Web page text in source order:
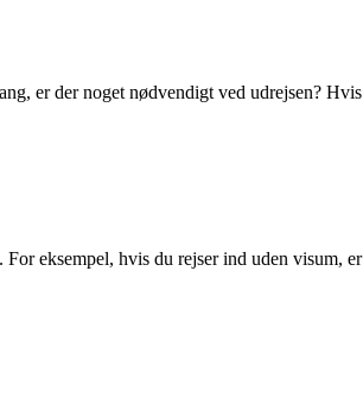
er der noget nødvendigt ved udrejsen?
eksempel, hvis du rejser ind uden visum,